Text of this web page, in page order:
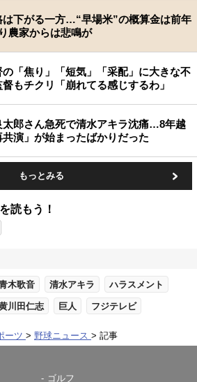
は下がる一方…“早場米”の概算金は前年
農家からは悲鳴が
の「焦り」「短気」「采配」に大きな不
もチクリ「崩れてる感じするわ」
太郎さん急死で清水アキラ沈痛…8年越
共演」が始まったばかりだった
もっとみる
読もう！
木歌音 清水アキラ ハラスメント
川田仁志 巨人 フジテレビ
ーツ 野球ニュース 記事
ゴルフ